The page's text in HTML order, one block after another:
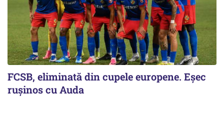
FCSB, eliminată din cupele europene. Eşec
ruşinos cu Auda